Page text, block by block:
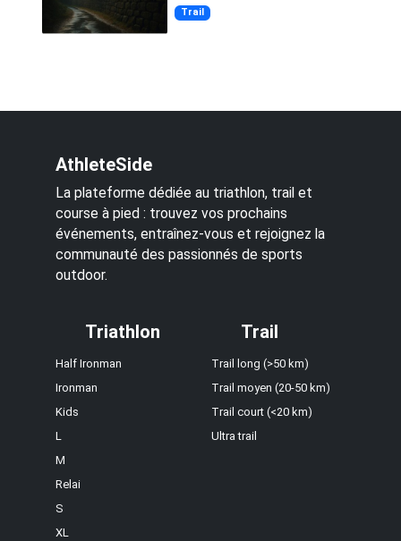
Trail
AthleteSide
La plateforme dédiée au triathlon, trail et
course à pied : trouvez vos prochains
événements, entraînez-vous et rejoignez la
communauté des passionnés de sports
outdoor.
Triathlon
Half Ironman
Ironman
Kids
L
M
Relai
S
XL
Trail
Trail long (>50 km)
Trail moyen (20-50 km)
Trail court (<20 km)
Ultra trail